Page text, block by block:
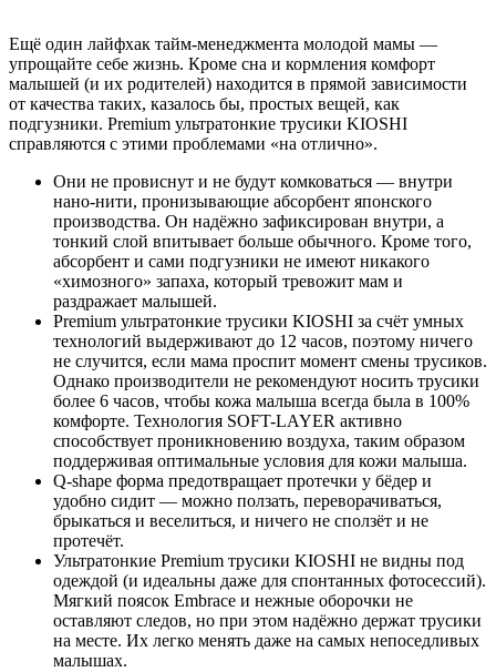
Ещё один лайфхак тайм-менеджмента молодой мамы —
упрощайте себе жизнь. Кроме сна и кормления комфорт
малышей (и их родителей) находится в прямой зависимости
от качества таких, казалось бы, простых вещей, как
подгузники. Premium ультратонкие трусики KIOSHI
справляются с этими проблемами «на отлично».
Они не провиснут и не будут комковаться — внутри
нано-нити, пронизывающие абсорбент японского
производства. Он надёжно зафиксирован внутри, а
тонкий слой впитывает больше обычного. Кроме того,
абсорбент и сами подгузники не имеют никакого
«химозного» запаха, который тревожит мам и
раздражает малышей.
Premium ультратонкие трусики KIOSHI за счёт умных
технологий выдерживают до 12 часов, поэтому ничего
не случится, если мама проспит момент смены трусиков.
Однако производители не рекомендуют носить трусики
более 6 часов, чтобы кожа малыша всегда была в 100%
комфорте. Технология SOFT-LAYER активно
способствует проникновению воздуха, таким образом
поддерживая оптимальные условия для кожи малыша.
Q-shape форма предотвращает протечки у бёдер и
удобно сидит — можно ползать, переворачиваться,
брыкаться и веселиться, и ничего не сползёт и не
протечёт.
Ультратонкие Premium трусики KIOSHI не видны под
одеждой (и идеальны даже для спонтанных фотосессий).
Мягкий поясок Embrace и нежные оборочки не
оставляют следов, но при этом надёжно держат трусики
на месте. Их легко менять даже на самых непоседливых
малышах.